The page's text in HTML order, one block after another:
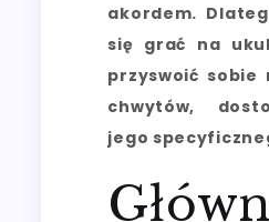
akordem.
się grać na
przyswoić sobie
chwytów,
jego